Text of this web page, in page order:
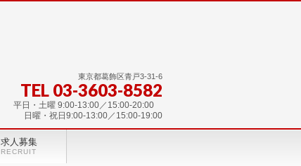
東京都葛飾区青戸3-31-6
TEL 03-3603-8582
平日・土曜 9:00-13:00／15:00-20:00
日曜・祝日9:00-13:00／15:00-19:00
求人募集
RECRUIT